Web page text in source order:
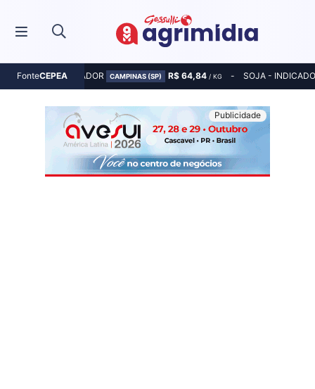
FonteCEPEA
MILHO - INDICADOR CAMPINAS (SP) R$ 64,84 / KG SOJA -